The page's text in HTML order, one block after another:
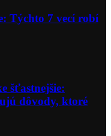
Týchto 7 vecí robí
šťastnejšie:
dôvody, ktoré